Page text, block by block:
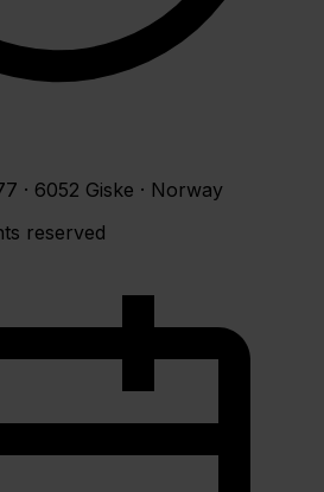
· 6052 Giske · Norway
reserved